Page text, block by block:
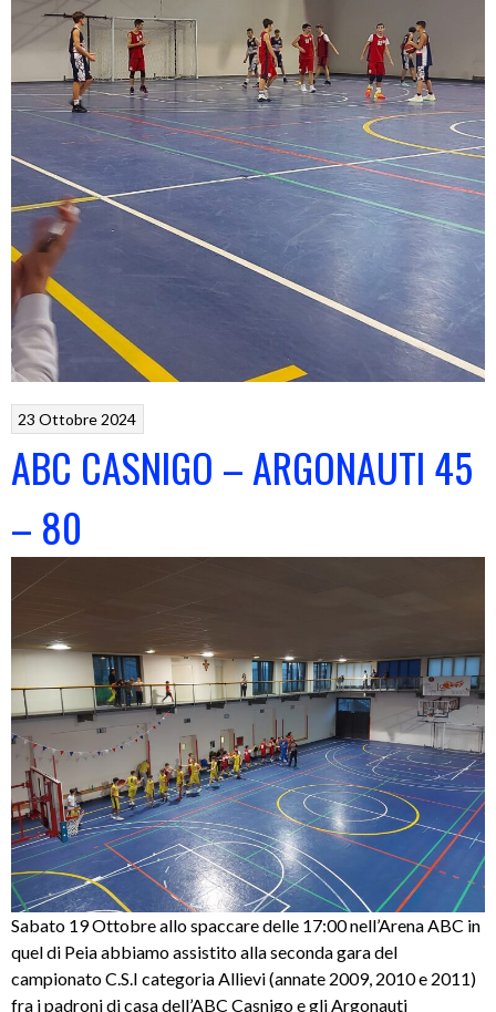
23 Ottobre 2024
ABC CASNIGO – ARGONAUTI 45
– 80
Sabato 19 Ottobre allo spaccare delle 17:00 nell’Arena ABC in
quel di Peia abbiamo assistito alla seconda gara del
campionato C.S.I categoria Allievi (annate 2009, 2010 e 2011)
fra i padroni di casa dell’ABC Casnigo e gli Argonauti